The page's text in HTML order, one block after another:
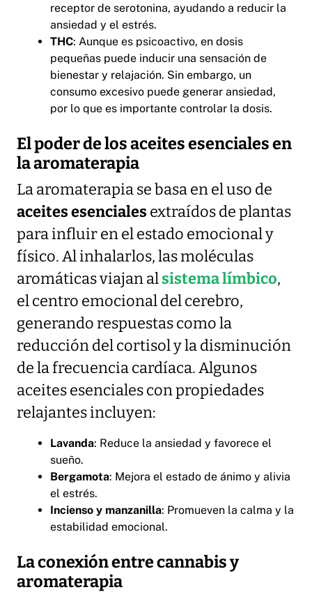
receptor de serotonina, ayudando a reducir la
ansiedad y el estrés.
THC: Aunque es psicoactivo, en dosis
pequeñas puede inducir una sensación de
bienestar y relajación. Sin embargo, un
consumo excesivo puede generar ansiedad,
por lo que es importante controlar la dosis.
El poder de los aceites esenciales en
la aromaterapia
La aromaterapia se basa en el uso de
aceites esenciales extraídos de plantas
para influir en el estado emocional y
físico. Al inhalarlos, las moléculas
aromáticas viajan alsistema límbico,
el centro emocional del cerebro,
generando respuestas como la
reducción del cortisol y la disminución
de la frecuencia cardíaca. Algunos
aceites esenciales con propiedades
relajantes incluyen:
Lavanda: Reduce la ansiedad y favorece el
sueño.
Bergamota: Mejora el estado de ánimo y alivia
el estrés.
Incienso y manzanilla: Promueven la calma y la
estabilidad emocional.
La conexión entre cannabis y
aromaterapia